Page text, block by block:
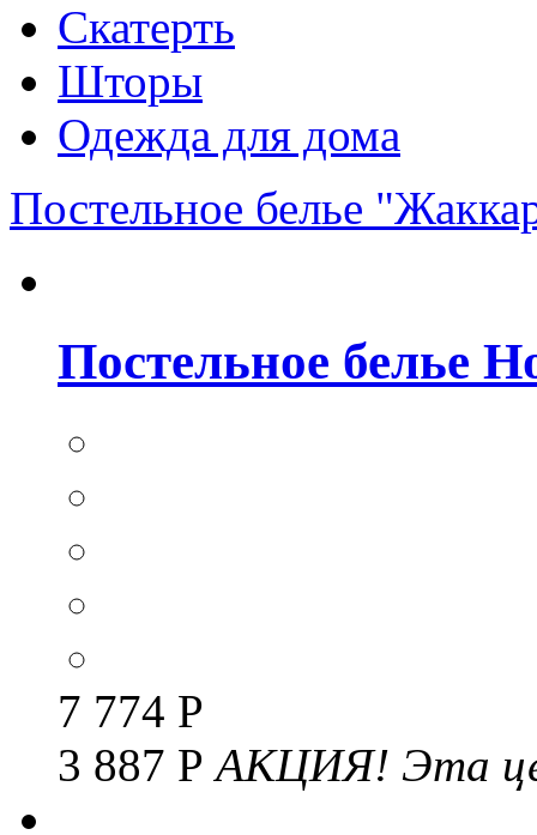
Скатерть
Шторы
Одежда для дома
Постельное белье
Постельное белье
7 774 Р
3 887 РАКЦИЯ! Эта